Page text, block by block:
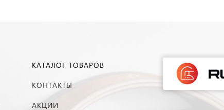
КАТАЛОГ ТОВАРОВ
КОНТАКТЫ
АКЦИИ